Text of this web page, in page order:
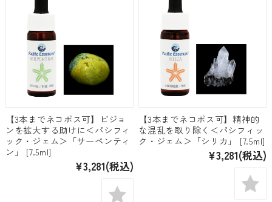
【3本までネコポス可】ビジョ
ンを拡大する助けに＜パシフィ
ック・ジェム＞「サーペンティ
ン」 [7.5ml]
¥3,281(税込)
【3本までネコポス可】精神的
な混乱を取り除く＜パシフィッ
ク・ジェム＞「シリカ」 [7.5ml]
¥3,281(税込)